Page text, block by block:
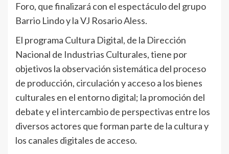
Foro, que finalizará con el espectáculo del grupo
Barrio Lindo y la VJ Rosario Aless.
El programa Cultura Digital, de la Dirección
Nacional de Industrias Culturales, tiene por
objetivos la observación sistemática del proceso
de producción, circulación y acceso a los bienes
culturales en el entorno digital; la promoción del
debate y el intercambio de perspectivas entre los
diversos actores que forman parte de la cultura y
los canales digitales de acceso.